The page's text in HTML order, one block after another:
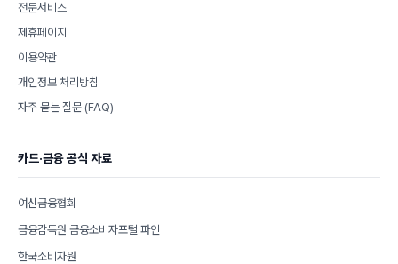
전문서비스
제휴페이지
이용약관
개인정보 처리방침
자주 묻는 질문 (FAQ)
카드·금융 공식 자료
여신금융협회
금융감독원 금융소비자포털 파인
한국소비자원